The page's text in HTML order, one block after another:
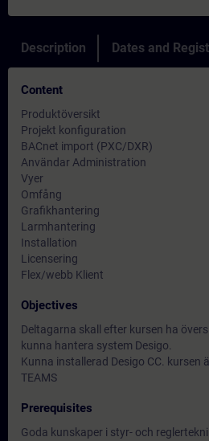
Description Dates and
Content
Produktöversikt
Projekt konfiguration
BACnet import (PXC/DXR)
Användar Administration
Vyer
Omfång
Grafikhantering
Larmhantering
Installation
Licensering
Flex/webb Klient
Objectives
Deltagarna skall efter kursen ha
kunna hantera system Desigo.
Kunna installerad Desigo CC. kursen
TEAMS
Prerequisites
Goda kunskaper i styr- och